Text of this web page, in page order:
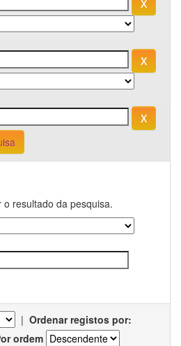
resultado da pesquisa.
| Ordenar registos por:
ordem